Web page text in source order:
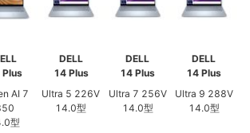
Plus
AI 7
型
DELL
14 Plus
Ultra 5 226V
14.0型
DELL
14 Plus
Ultra 7 256V
14.0型
DELL
14 Plus
Ultra 9 288V
14.0型